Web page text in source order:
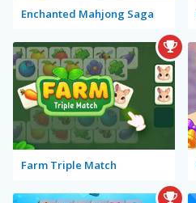
Enchanted Mahjong Saga
Farm Triple Match